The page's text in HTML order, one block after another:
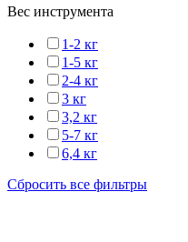
Вес инструмента
1-2 кг
1-5 кг
2-4 кг
3 кг
3,2 кг
5-7 кг
6,4 кг
Сбросить все фильтры